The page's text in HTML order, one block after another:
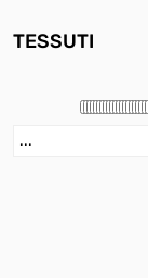
TESSUTI